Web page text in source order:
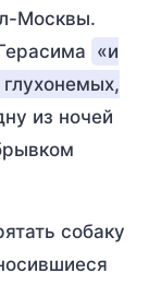
Москвы.
«и
из ночей
собаку